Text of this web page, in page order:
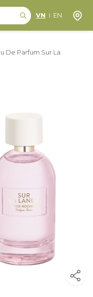
Tìm kiếm
Tìm kiếm
VN EN Định
De Parfum Sur La